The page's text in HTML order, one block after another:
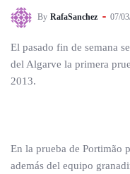
By RafaSanchez 07/
El pasado fin de semana
del Algarve la primera
2013.
En la prueba de Portimão
además del equipo